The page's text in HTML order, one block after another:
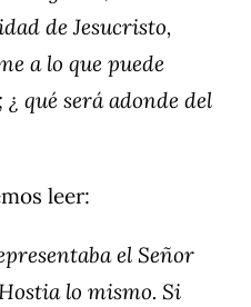
de Jesucristo,
a lo que puede
qué será adonde del
leer:
el Señor
lo mismo. Si